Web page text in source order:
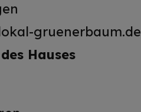
gruenerbaum.de
Hauses